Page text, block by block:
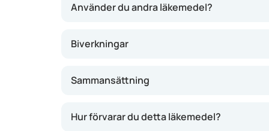
Använder du andra läkemedel?
Biverkningar
Sammansättning
Hur förvarar du detta läkemedel?